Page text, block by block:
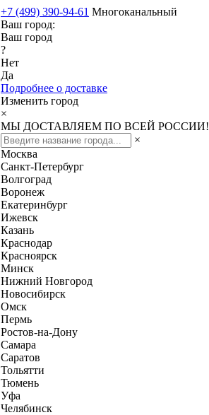
+7 (499) 390-94-61 Многоканальный
Ваш город:
Ваш город
?
Нет
Да
Подробнее о доставке
Изменить город
×
МЫ ДОСТАВЛЯЕМ ПО ВСЕЙ РОССИИ!
×
Москва
Санкт-Петербург
Волгоград
Воронеж
Екатеринбург
Ижевск
Казань
Краснодар
Красноярск
Минск
Нижний Новгород
Новосибирск
Омск
Пермь
Ростов-на-Дону
Самара
Саратов
Тольятти
Тюмень
Уфа
Челябинск